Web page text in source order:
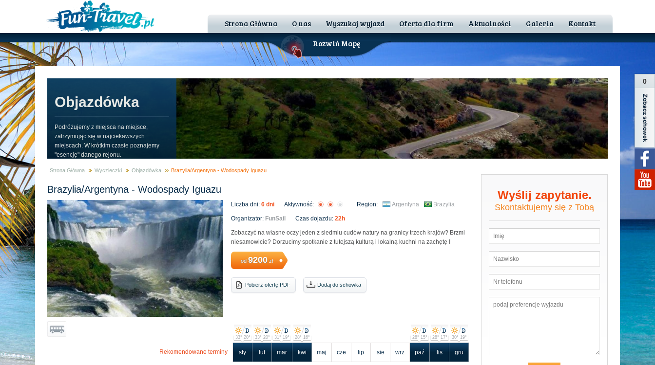
0
Strona Główna O nas Wyszukaj wyjazd Oferta dla firm Aktualności Galeria Kontakt
Zaufali Nam
Rozwiń Mapę
Objazdówka
Podróżujemy z miejsca na miejsce,
zatrzymując się w najciekawszych
miejscach. W krótkim czasie poznajemy
"esencję" danego rejonu.
Strona Główna Wyczieczki Objazdówka Brazylia/Argentyna - Wodospady Iguazu
Brazylia/Argentyna - Wodospady Iguazu
Liczba dni: 6 dni Aktywność: Region: Argentyna Brazylia
Organizator: FunSail Czas dojazdu: 22h
Zobaczyć na własne oczy jeden z siedmiu cudów natury na granicy trzech krajów? Brzmi
niesamowicie? Dorzucimy spotkanie z tutejszą kulturą i lokalną kuchni na zachętę !
od 9200 zł
Pobierz ofertę PDF Dodaj do schowka
Rekomendowane terminy sty
33° 20°
lut
33° 20°
mar
31° 19°
kwi
28° 16°
maj cze lip sie wrz paź
28° 15°
lis
28° 17°
gru
30° 19°
Wyślij zapytanie.
Skontaktujemy się z Tobą